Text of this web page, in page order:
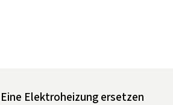
Eine Elektroheizung ersetzen